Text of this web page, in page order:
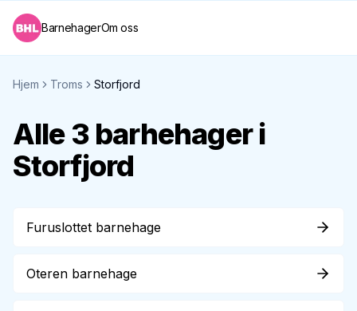
BarnehagerOm oss
Hjem Troms Storfjord
Alle 3barhehager i
Storfjord
Furuslottet barnehage
Oteren barnehage